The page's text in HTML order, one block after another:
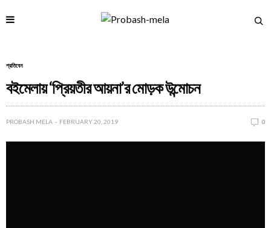
প্রতিবেন
বইমেলায় ‘প্রিয়তীর আয়না’র মোড়ক উন্মোচন
PROBASH MELA FEBRUARY 20, 2019 0